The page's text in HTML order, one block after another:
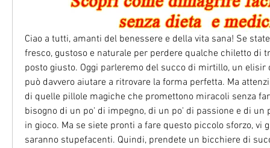
Ciao a tutti, amanti del benessere e della vita sana! Se
fresco, gustoso e naturale per perdere qualche chiletto di
posto giusto. Oggi parleremo del succo di mirtillo, un elisir
può davvero aiutare a ritrovare la forma perfetta. Ma
di quelle pillole magiche che promettono miracoli senza
bisogno di un po' di impegno, di un po' di passione e di un
in gioco. Ma se siete pronti a fare questo piccolo sforzo, vi
saranno stupefacenti. Quindi, prendete un bicchiere di